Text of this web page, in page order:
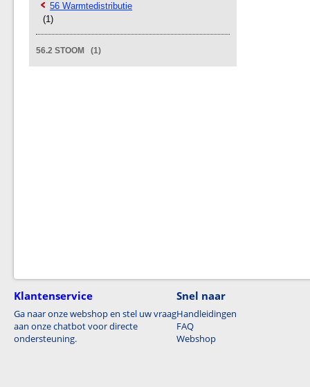
56 Warmtedistributie
(1)
56.2 STOOM (1)
Klantenservice
Ga naar onze webshop en stel uw vraag
aan onze chatbot voor directe
ondersteuning.
Snel naar
Handleidingen
FAQ
Webshop